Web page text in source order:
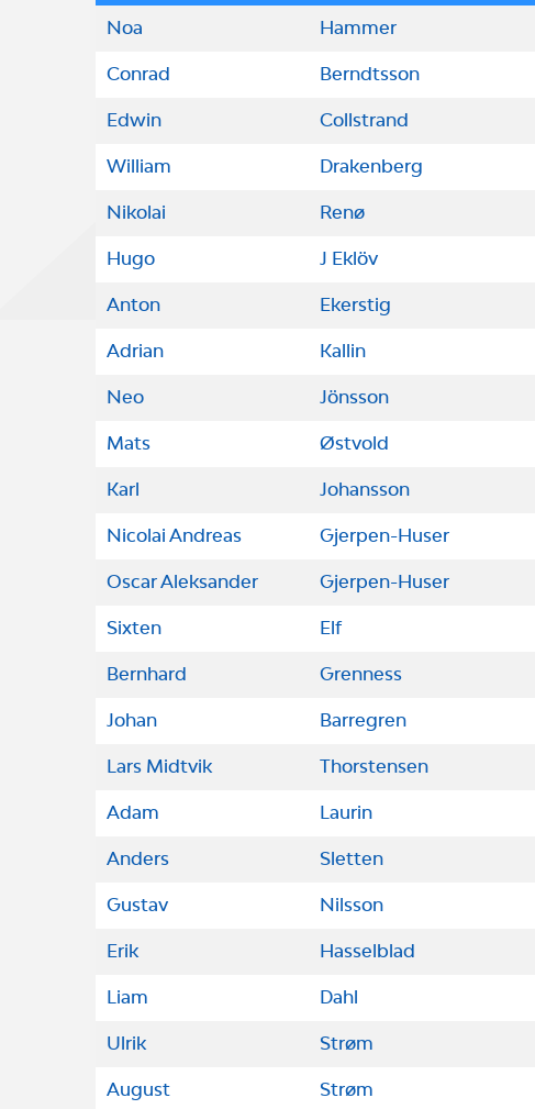
Noa Hammer
Conrad Berndtsson
Edwin Collstrand
William Drakenberg
Nikolai Renø
Hugo J Eklöv
Anton Ekerstig
Adrian Kallin
Neo Jönsson
Mats Østvold
Karl Johansson
Nicolai Andreas Gjerpen-Huser
Oscar Aleksander Gjerpen-Huser
Sixten Elf
Bernhard Grenness
Johan Barregren
Lars Midtvik Thorstensen
Adam Laurin
Anders Sletten
Gustav Nilsson
Erik Hasselblad
Liam Dahl
Ulrik Strøm
August Strøm